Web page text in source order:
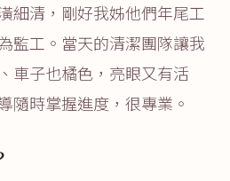
細清，剛好我姊他們年尾工
監工。當天的清潔團隊讓我
車子也橘色，亮眼又有活
隨時掌握進度，很專業。